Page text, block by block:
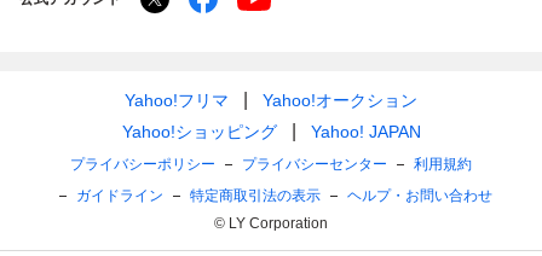
Yahoo!フリマ
Yahoo!オークション
Yahoo!ショッピング
Yahoo! JAPAN
プライバシーポリシー プライバシーセンター
利用規約
ガイドライン
特定商取引法の表示
ヘルプ・お問い合わせ
© LY Corporation